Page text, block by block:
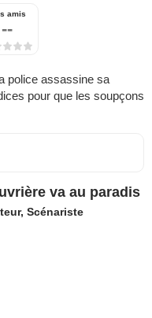
amis
--
police assassine sa
pour que les soupçons
va au paradis
Scénariste